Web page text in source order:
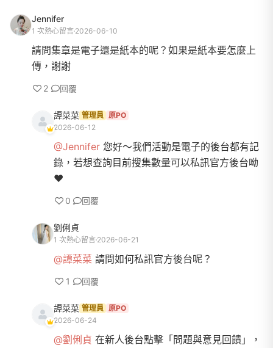
Jennifer
1 次熱心留言 2026-06-10
請問集章是電子還是紙本的呢？如果是紙本要怎麼上
傳，謝謝
2 回覆
譚菜菜 管理員
原PO
2026-06-12
@Jennifer 您好～我們活動是電子的後台都有記
錄，若想查詢目前搜集數量可以私訊官方後台呦
❤️
0 回覆
劉俐貞
1 次熱心留言 2026-06-21
@譚菜菜 請問如何私訊官方後台呢？
1 回覆
譚菜菜 管理員
原PO
2026-06-24
@劉俐貞 在新人後台點擊「問題與意見回饋」，